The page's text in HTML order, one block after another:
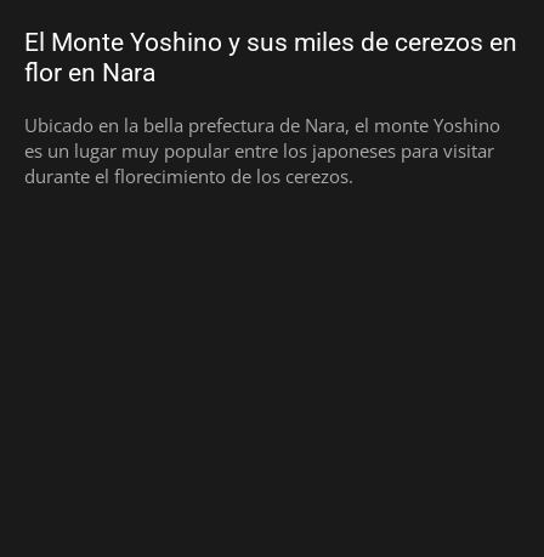
El Monte Yoshino y sus miles de cerezos en
flor en Nara
Ubicado en la bella prefectura de Nara, el monte Yoshino
es un lugar muy popular entre los japoneses para visitar
durante el florecimiento de los cerezos.